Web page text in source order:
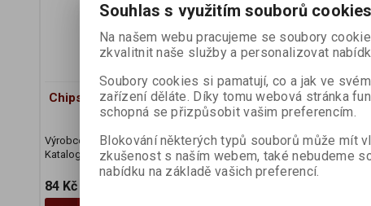
Chips špaldové 100g BIO
Výrobce:
RosenGarten
Katalogové číslo:006078
84 Kč
Chips z banánů
80g BIO
Výrobce:El Origen
Katalogové číslo: 007122
Souhlas s využitím souborů cookies
Na našem webu pracujeme se soubory
zkvalitnit naše služby a personalizovat
Soubory cookies si pamatují, co a jak ve
zařízení děláte. Díky tomu webová stránka
schopná se přizpůsobit vašim preferencím.
Blokování některých typů souborů může mít
zkušenost s naším webem, také nebudeme
nabídku na základě vašich preferencí.